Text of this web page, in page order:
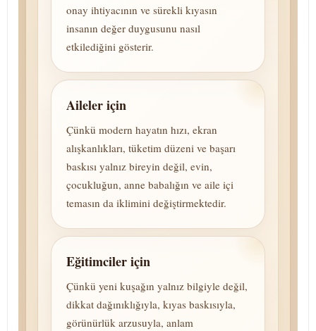
onay ihtiyacının ve sürekli kıyasın
insanın değer duygusunu nasıl
etkilediğini gösterir.
Aileler için
Çünkü modern hayatın hızı, ekran
alışkanlıkları, tüketim düzeni ve başarı
baskısı yalnız bireyin değil, evin,
çocukluğun, anne babalığın ve aile içi
temasın da iklimini değiştirmektedir.
Eğitimciler için
Çünkü yeni kuşağın yalnız bilgiyle değil,
dikkat dağınıklığıyla, kıyas baskısıyla,
görünürlük arzusuyla, anlam